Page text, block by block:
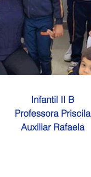
Infantil II B
Professora Priscila
Auxiliar Rafaela